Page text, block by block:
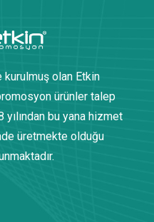
kurulmuş olan Etkin
ürünler talep
bu yana hizmet
üretmekte olduğu